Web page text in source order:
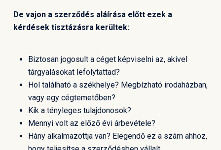
De vajon a szerződés aláírása előtt ezek a
kérdések tisztázásra kerültek:
Biztosan jogosult a céget képviselni az, akivel
tárgyalásokat lefolytattad?
Hol található a székhelye? Megbízható irodaházban,
vagy egy cégtemetőben?
Kik a tényleges tulajdonosok?
Mennyi volt az előző évi árbevétele?
Hány alkalmazottja van? Elegendő ez a szám ahhoz,